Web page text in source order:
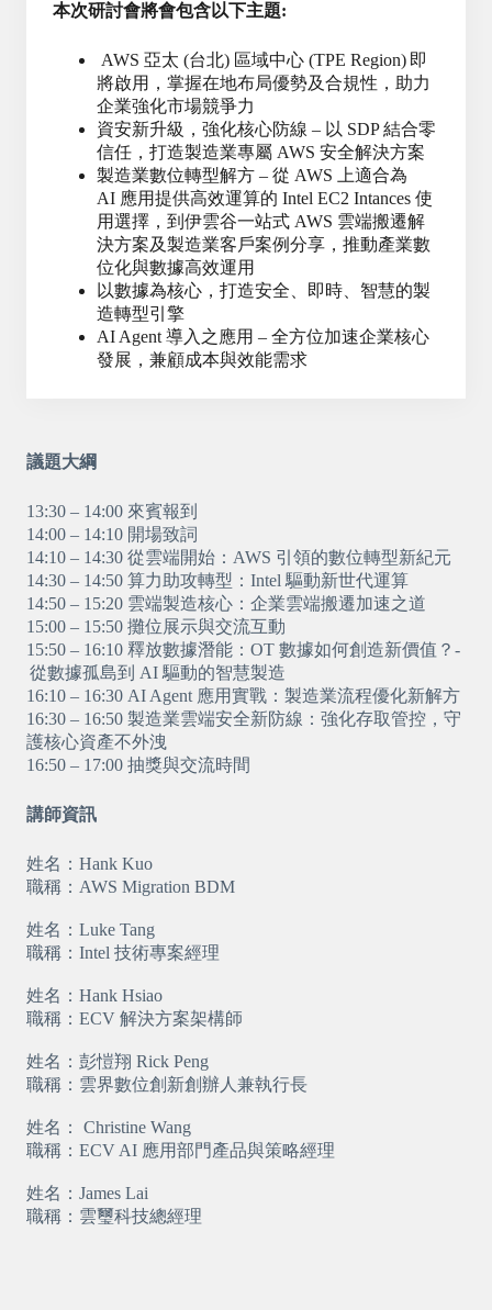
本次研討會將會包含以下主題:
AWS 亞太 (台北) 區域中心 (TPE Region) 即
將啟用，掌握在地布局優勢及合規性，助力
企業強化市場競爭力
資安新升級，強化核心防線 – 以 SDP 結合零
信任，打造製造業專屬 AWS 安全解決方案
製造業數位轉型解方 – 從 AWS 上適合為
AI 應用提供高效運算的 Intel EC2 Intances 使
用選擇，到伊雲谷一站式 AWS 雲端搬遷解
決方案及製造業客戶案例分享，推動產業數
位化與數據高效運用
以數據為核心，打造安全、即時、智慧的製
造轉型引擎
AI Agent 導入之應用 – 全方位加速企業核心
發展，兼顧成本與效能需求
議題大綱
13:30 – 14:00 來賓報到
14:00 – 14:10 開場致詞
14:10 – 14:30 從雲端開始：AWS 引領的數位轉型新紀元
14:30 – 14:50 算力助攻轉型：Intel 驅動新世代運算
14:50 – 15:20 雲端製造核心：企業雲端搬遷加速之道
15:00 – 15:50 攤位展示與交流互動
15:50 – 16:10 釋放數據潛能：OT 數據如何創造新價值？-
從數據孤島到 AI 驅動的智慧製造
16:10 – 16:30 AI Agent 應用實戰：製造業流程優化新解方
16:30 – 16:50 製造業雲端安全新防線：強化存取管控，守
護核心資產不外洩
16:50 – 17:00 抽獎與交流時間
講師資訊
姓名：Hank Kuo
職稱：AWS Migration BDM
姓名：Luke Tang
職稱：Intel 技術專案經理
姓名：Hank Hsiao
職稱：ECV 解決方案架構師
姓名：彭愷翔 Rick Peng
職稱：雲界數位創新創辦人兼執行長
姓名： Christine Wang
職稱：ECV AI 應用部門產品與策略經理
姓名：James Lai
職稱：雲璽科技總經理